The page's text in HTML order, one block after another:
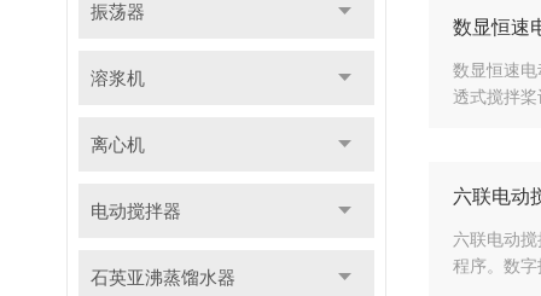
振荡器
溶浆机
离心机
电动搅拌器
石英亚沸蒸馏水器
数显恒速
数显恒速
透式搅拌
六联电动
六联电动
程序。数